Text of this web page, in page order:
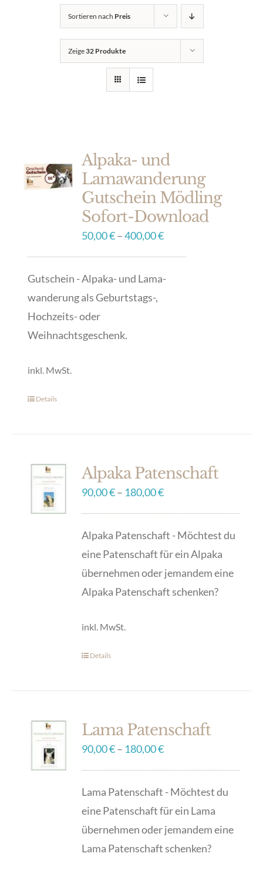
Sortieren nach Preis
Zeige32 Produkte
Alpaka- und
Lamawanderung
Gutschein Mödling
Sofort-Download
50,00€–400,00€
Gutschein - Alpaka- und Lama-
wanderung als Geburtstags-,
Hochzeits- oder
Weihnachtsgeschenk.
inkl. MwSt.
Dieses
Varianten
auf.
Die
Details
Alpaka Patenschaft
90,00€– 180,00€
Alpaka Patenschaft - Möchtest du
eine Patenschaft für ein Alpaka
übernehmen oder jemandem eine
Alpaka Patenschaft schenken?
inkl. MwSt.
Dieses
Varianten
auf.
Die
Optionen
können
auf
der
Details
Lama Patenschaft
90,00€– 180,00€
Lama Patenschaft - Möchtest du
eine Patenschaft für ein Lama
übernehmen oder jemandem eine
Lama Patenschaft schenken?